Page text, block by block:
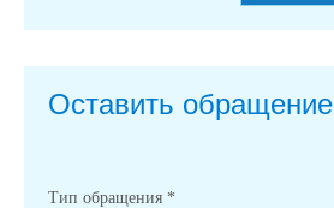
Оставить обращение
Тип обращения *